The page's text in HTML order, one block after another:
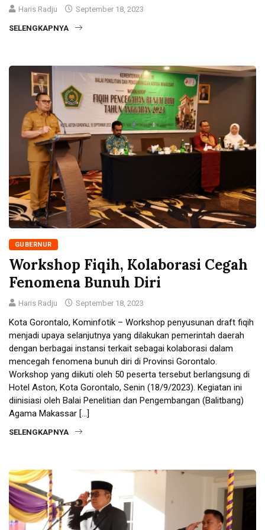
Haris Radju September 18, 2023
SELENGKAPNYA
GUBERNUR
Workshop Fiqih, Kolaborasi Cegah
Fenomena Bunuh Diri
Haris Radju September 18, 2023
Kota Gorontalo, Kominfotik – Workshop penyusunan draft fiqih
menjadi upaya selanjutnya yang dilakukan pemerintah daerah
dengan berbagai instansi terkait sebagai kolaborasi dalam
mencegah fenomena bunuh diri di Provinsi Gorontalo.
Workshop yang diikuti oleh 50 peserta tersebut berlangsung di
Hotel Aston, Kota Gorontalo, Senin (18/9/2023). Kegiatan ini
diinisiasi oleh Balai Penelitian dan Pengembangan (Balitbang)
Agama Makassar […]
SELENGKAPNYA